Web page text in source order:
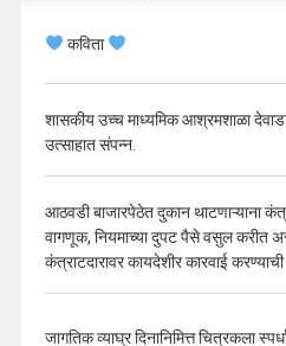
कविता
शासकीय उच्च माध्यमिक आश्रमशाळा
उत्साहात संपन्न.
आठवडी बाजारपेठेत दुकान थाटणाऱ्याना
वागणूक, नियमाच्या दुपट पैसे वसुल करीत
कंत्राटदारावर कायदेशीर कारवाई करण्याची
जागतिक व्याघ्र दिनानिमित्त चित्रकला